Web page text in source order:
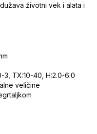
životni vek i alata i
3, TX:10-40, H:2.0-6.0
veličine